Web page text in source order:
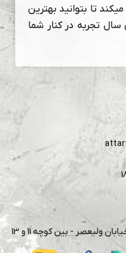
تا بتوانید بهترین
سال تجربه در کنار شما
ولیعصر - بین کوچه 11 و 13